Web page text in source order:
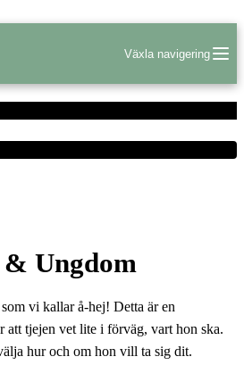
Växla navigering
Ungdom
vi kallar å-hej! Detta är en
att tjejen vet lite i förväg, vart hon ska.
hur och om hon vill ta sig dit.